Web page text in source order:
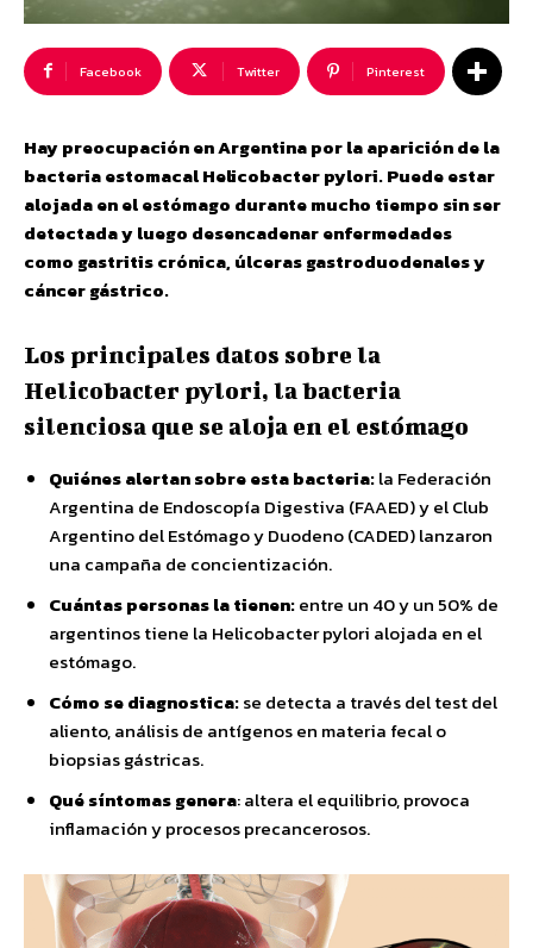
Facebook Twitter Pinterest
Hay preocupación en Argentina por la aparición de la
bacteriaestomacal Helicobacter pylori. Puede estar
alojada en el estómago durante mucho tiempo sin ser
detectada y luego desencadenar enfermedades
como gastritis crónica, úlceras gastroduodenales y
cáncer gástrico.
Los principales datos sobre la
Helicobacter pylori, la bacteria
silenciosa que se aloja en el estómago
Quiénes alertan sobre esta bacteria:la Federación
Argentina de Endoscopía Digestiva (FAAED) y el Club
Argentino del Estómago y Duodeno (CADED) lanzaron
una campaña de concientización.
Cuántas personas la tienen:entre un 40 y un 50% de
argentinos tiene la Helicobacter pylori alojada en el
estómago.
Cómo se diagnostica:se detecta a través del test del
aliento, análisis de antígenos en materia fecal o
biopsias gástricas.
Qué síntomas genera: altera el equilibrio, provoca
inflamación y procesos precancerosos.